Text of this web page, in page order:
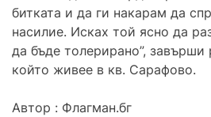
битката и да ги накарам да
насилие. Исках той ясно да
да бъде толерирано”, завърши
който живее в кв. Сарафово.
Автор : Флагман.бг